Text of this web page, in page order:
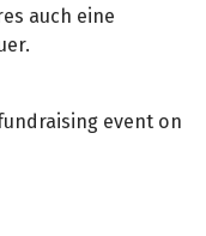
auch eine
event on